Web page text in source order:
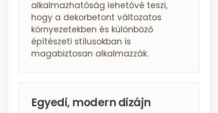
alkalmazhatóság lehetővé teszi,
hogy a dekorbetont változatos
környezetekben és különböző
építészeti stílusokban is
magabiztosan alkalmazzák.
Egyedi, modern dizájn